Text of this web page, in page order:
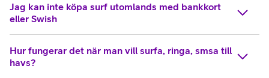
Jag kan inte köpa surf utomlands med bankkort
eller Swish
Hur fungerar det när man vill surfa, ringa, smsa till
havs?